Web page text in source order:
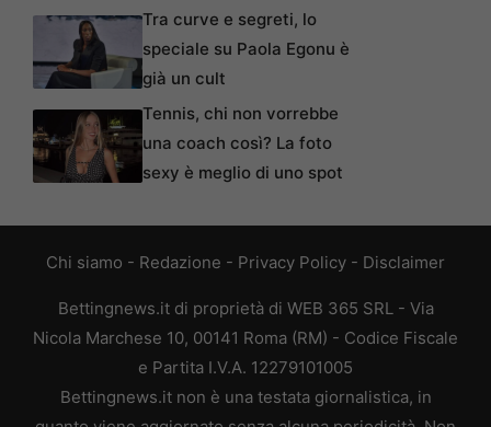
Tra curve e segreti, lo
speciale su Paola Egonu è
già un cult
Tennis, chi non vorrebbe
una coach così? La foto
sexy è meglio di uno spot
Chi siamo - Redazione - Privacy Policy - Disclaimer
Bettingnews.it di proprietà di WEB 365 SRL - Via
Nicola Marchese 10, 00141 Roma (RM) - Codice Fiscale
e Partita I.V.A. 12279101005
Bettingnews.it non è una testata giornalistica, in